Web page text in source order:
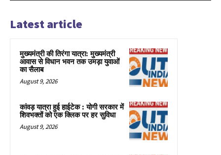
Latest article
मुख्यमंत्री की तिरंगा यात्रा: मुख्यमंत्री
आवास से विधान भवन तक उमड़ा युवाओं
का सैलाब
August 9, 2026
कांवड़ यात्रा हुई हाईटेक : योगी सरकार में
शिवभक्तों को एक क्लिक पर हर सुविधा
August 9, 2026